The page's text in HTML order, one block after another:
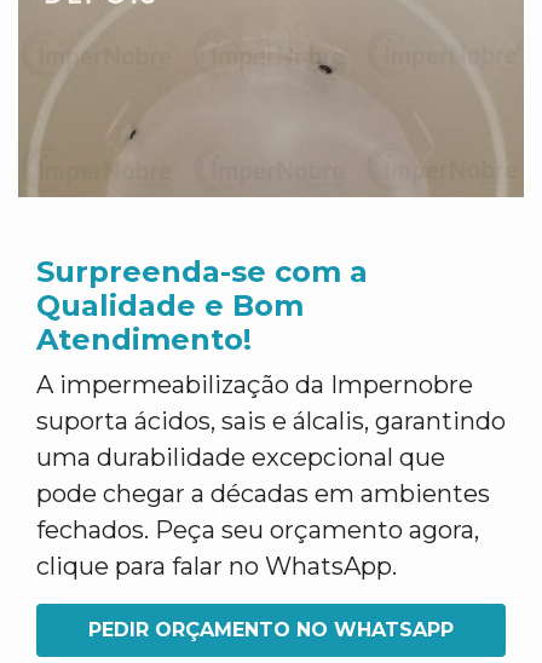
Surpreenda-se com a
Qualidade e Bom
Atendimento!
A impermeabilização da Impernobre
suporta ácidos, sais e álcalis, garantindo
uma durabilidade excepcional que
pode chegar a décadas em ambientes
fechados. Peça seu orçamento agora,
clique para falar no WhatsApp.
PEDIR ORÇAMENTO NO WHATSAPP